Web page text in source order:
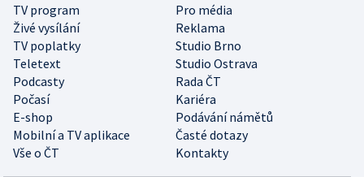
TV program
Pro média
Živé vysílání
Reklama
TV poplatky
Studio Brno
Teletext
Studio Ostrava
Podcasty
Rada ČT
Počasí
Kariéra
E-shop
Podávání námětů
Mobilní a TV aplikace
Časté dotazy
Vše o ČT
Kontakty